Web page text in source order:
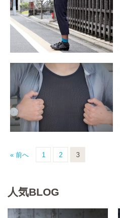
« 前へ 1 2 3
人気BLOG